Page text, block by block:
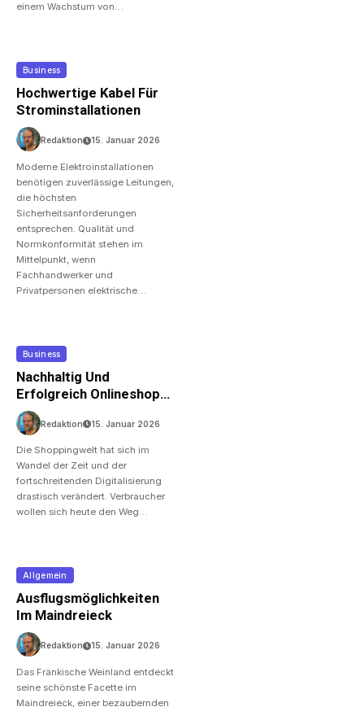
einem Wachstum von…
Business
Hochwertige Kabel Für
Strominstallationen
Redaktion 15. Januar 2026
Moderne Elektroinstallationen
benötigen zuverlässige Leitungen,
die höchsten
Sicherheitsanforderungen
entsprechen. Qualität und
Normkonformität stehen im
Mittelpunkt, wenn
Fachhandwerker und
Privatpersonen elektrische…
Business
Nachhaltig Und
Erfolgreich Onlineshops
Betreiben
Redaktion 15. Januar 2026
Die Shoppingwelt hat sich im
Wandel der Zeit und der
fortschreitenden Digitalisierung
drastisch verändert. Verbraucher
wollen sich heute den Weg…
Allgemein
Ausflugsmöglichkeiten
Im Maindreieck
Redaktion 15. Januar 2026
Das Fränkische Weinland entdeckt
seine schönste Facette im
Maindreieck, einer bezaubernden